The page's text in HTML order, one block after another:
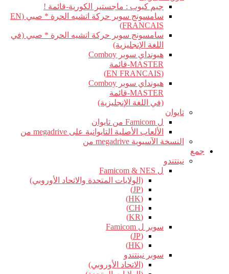
جيم كيوب : ماجستير الكورية-قائمة !
سامسونج سوبر حركة اتشيه الحرة * صبي (EN
FRANCAIS)
سامسونج سوبر حركة اتشيه الحرة * صبي (في
اللغة الإنجليزية)
هيونداي سوبر Comboy
MASTER-قائمة
(EN FRANCAIS)
هيونداي سوبر Comboy
MASTER-قائمة
(في اللغة الإنجليزية)
تايوان
ل Famicom من تايوان
الألعاب الأصلية التايوانية على megadrive من
النسخة الآسيوية megadrive من
جمع
نينتندو
ل Famicom & NES
(الولايات المتحدة والاتحاد الأوروبي)
(JP)
(HK)
(CH)
(KR)
سوبر ل Famicom
(JP)
(HK)
سوبر نينتندو
(الاتحاد الأوروبي)